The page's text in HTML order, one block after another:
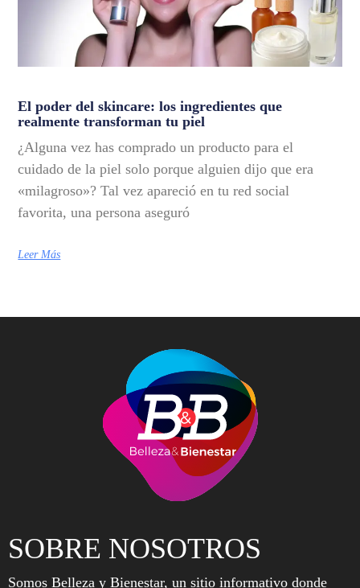
El poder del skincare: los ingredientes que
realmente transforman tu piel
¿Alguna vez has comprado un producto para el
cuidado de la piel solo porque alguien dijo que era
«milagroso»? Tal vez apareció en tu red social
favorita, una persona aseguró
Leer Más
SOBRE NOSOTROS
Somos Belleza y Bienestar, un sitio informativo donde